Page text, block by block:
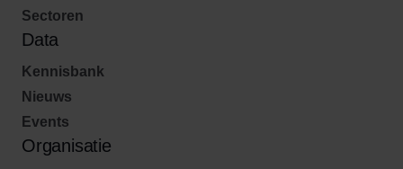
Sectoren
Data
Kennisbank
Nieuws
Events
Organisatie